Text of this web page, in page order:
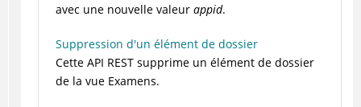
avec une nouvelle valeur appid.
Suppression d'un élément de dossier
Cette API REST supprime un élément de dossier
de la vue Examens.